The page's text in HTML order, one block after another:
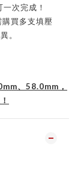
次完成！
買多支填壓
。
、 58.0mm ，